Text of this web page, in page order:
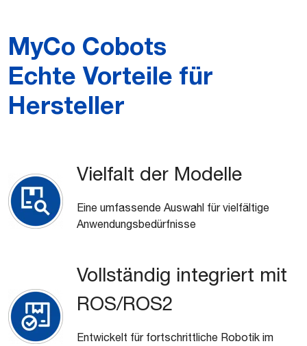
MyCo Cobots
Echte Vorteile für
Hersteller
Vielfalt der Modelle
Eine umfassende Auswahl für vielfältige
Anwendungsbedürfnisse
Vollständig integriert mit
ROS/ROS2
Entwickelt für fortschrittliche Robotik im